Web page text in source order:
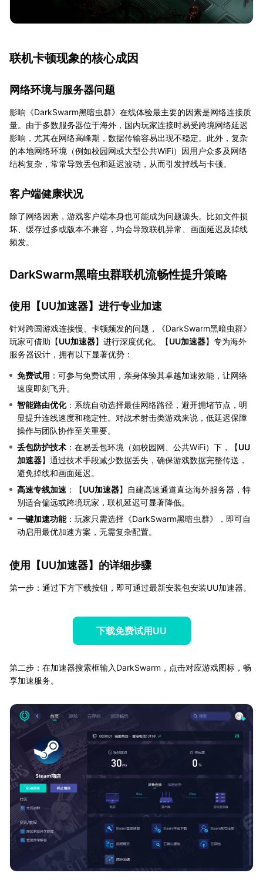
联机卡顿现象的核心成因
网络环境与服务器问题
影响《DarkSwarm黑暗虫群》在线体验最主要的因素是网络连接质
量。由于多数服务器位于海外，国内玩家连接时易受跨境网络延迟
影响，尤其在网络高峰期，数据传输容易出现不稳定。此外，复杂
的本地网络环境（例如校园网或大型公共WiFi）因用户众多及网络
结构复杂，常常导致丢包和延迟波动，从而引发掉线与卡顿。
客户端健康状况
除了网络因素，游戏客户端本身也可能成为问题源头。比如文件损
坏、缓存过多或版本不兼容，均会导致联机异常、画面延迟及掉线
频发。
DarkSwarm黑暗虫群联机流畅性提升策略
使用【UU加速器】进行专业加速
针对跨国游戏连接慢、卡顿频发的问题，《DarkSwarm黑暗虫群》
玩家可借助【UU加速器】进行深度优化。【UU加速器】专为海外
服务器设计，拥有以下显著优势：
免费试用 ：可参与免费试用，亲身体验其卓越加速效能，让网络
速度即刻飞升。
智能路由优化：系统自动选择最佳网络路径，避开拥堵节点，明
显提升连线速度和稳定性。对战术射击类游戏来说，低延迟保障
操作与团队协作至关重要。
丢包防护技术 ：在易丢包环境（如校园网、公共WiFi）下，【UU
加速器】通过技术手段减少数据丢失，确保游戏数据完整传送，
避免掉线和画面延迟。
高速专线加速 ：【UU加速器】自建高速通道直达海外服务器，特
别适合偏远或跨境玩家，联机延迟可显著降低。
一键加速功能：玩家只需选择《DarkSwarm黑暗虫群》，即可自
动启用最优加速方案，无需复杂配置。
使用【UU加速器】的详细步骤
第一步：通过下方下载按钮，即可通过最新安装包安装UU加速器。
下载免费试用UU
第二步：在加速器搜索框输入DarkSwarm，点击对应游戏图标，畅
享加速服务。